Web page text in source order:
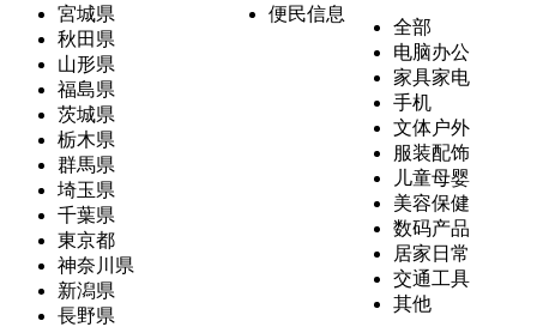
宮城県
秋田県
山形県
福島県
茨城県
栃木県
群馬県
埼玉県
千葉県
東京都
神奈川県
新潟県
長野県
便民信息
全部
电脑办公
家具家电
手机
文体户外
服装配饰
儿童母婴
美容保健
数码产品
居家日常
交通工具
其他